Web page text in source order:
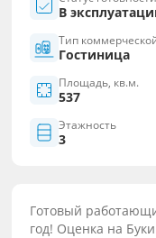
В
Тип
Гостиница
Площадь, кв.м.
537
Этажность
3
Готовый
год! Оценка на